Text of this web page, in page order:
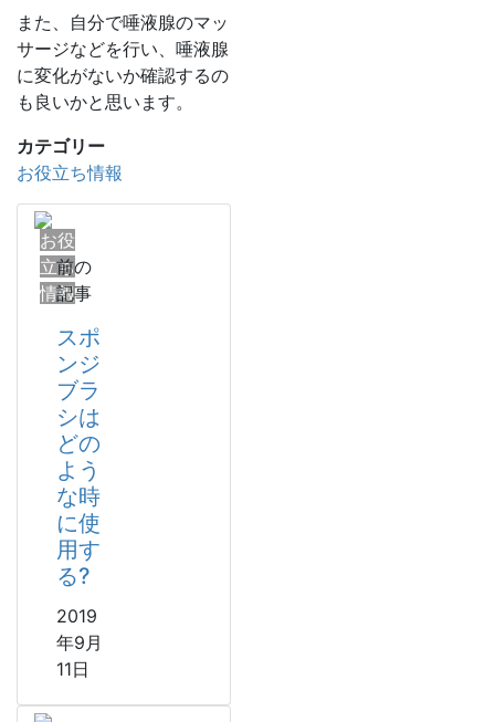
また、自分で唾液腺のマッ
サージなどを行い、唾液腺
に変化がないか確認するの
も良いかと思います。
カテゴリー
お役立ち情報
お役
立ち
情報
前の
記事
スポ
ンジ
ブラ
シは
どの
よう
な時
に使
用す
る?
2019
年9月
11日